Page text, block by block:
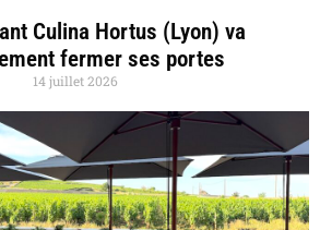
Culina Hortus (Lyon) va
fermer ses portes
14 juillet 2026